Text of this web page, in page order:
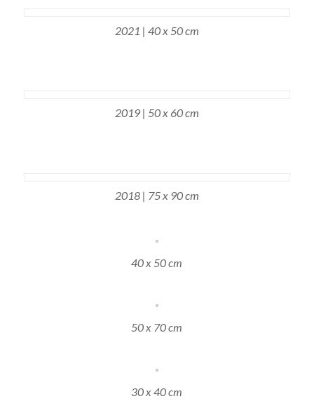
2021 | 40 x 50 cm
2019 | 50 x 60 cm
2018 | 75 x 90 cm
40 x 50 cm
50 x 70 cm
30 x 40 cm